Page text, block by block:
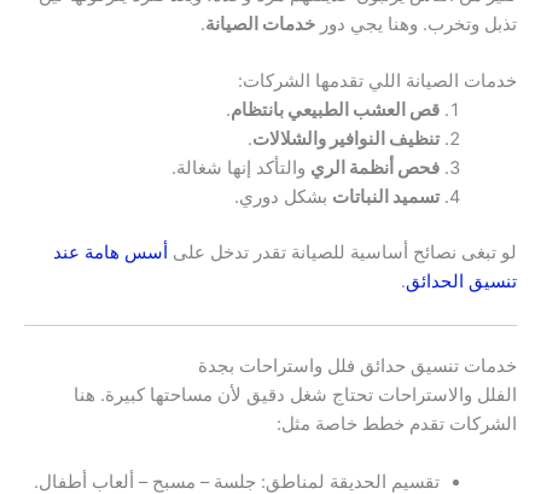
تذبل وتخرب. وهنا يجي دور خدمات الصيانة.
خدمات الصيانة اللي تقدمها الشركات:
قص العشب الطبيعي بانتظام.
تنظيف النوافير والشلالات.
فحص أنظمة الري والتأكد إنها شغالة.
تسميد النباتات بشكل دوري.
لو تبغى نصائح أساسية للصيانة تقدر تدخل على أسس هامة عند
تنسيق الحدائق.
خدمات تنسيق حدائق فلل واستراحات بجدة
الفلل والاستراحات تحتاج شغل دقيق لأن مساحتها كبيرة. هنا
الشركات تقدم خطط خاصة مثل:
تقسيم الحديقة لمناطق: جلسة – مسبح – ألعاب أطفال.